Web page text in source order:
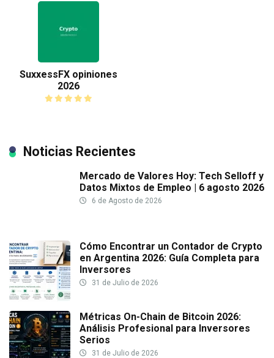
SuxxessFX opiniones
2026
Noticias Recientes
Mercado de Valores Hoy: Tech Selloff y
Datos Mixtos de Empleo | 6 agosto 2026
6 de Agosto de 2026
Cómo Encontrar un Contador de Crypto
en Argentina 2026: Guía Completa para
Inversores
31 de Julio de 2026
Métricas On-Chain de Bitcoin 2026:
Análisis Profesional para Inversores
Serios
31 de Julio de 2026